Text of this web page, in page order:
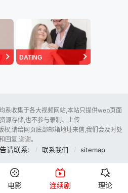
DATING
系收集于各大视频网站,本站只提供web页面
源存储,也不参与录制、上传
权,请给网页底部邮箱地址来信,我们会及时处
回复,谢谢。
请联系: 联系我们 sitemap
电影 连续剧 理论